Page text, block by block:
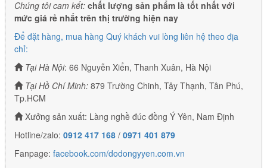
Chúng tôi cam kết: chất lượng sản phẩm là tốt nhất với
mức giá rẻ nhất trên thị trường hiện nay
Để đặt hàng, mua hàng Quý khách vui lòng liên hệ theo địa
chỉ:
Tại Hà Nội: 66 Nguyễn Xiển, Thanh Xuân, Hà Nội
Tại Hồ Chí Minh: 879 Trường Chinh, Tây Thạnh, Tân Phú,
Tp.HCM
Xưởng sản xuất: Làng nghề đúc đồng Ý Yên, Nam Định
Hotline/zalo: 0912 417 168 / 0971 401 879
Fanpage: facebook.com/dodongyyen.com.vn